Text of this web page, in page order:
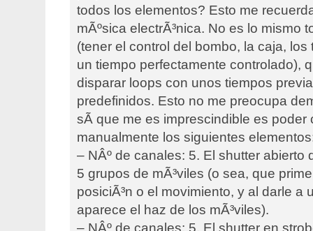
todos los elementos? Esto me
mÃºsica electrÃ³nica. No es lo mismo
(tener el control del bombo, la caja, los
un tiempo perfectamente controlado),
disparar loops con unos tiempos
predefinidos. Esto no me preocupa
sÃ­ que me es imprescindible es poder
manualmente los siguientes
– NÂº de canales: 5. El shutter abierto
5 grupos de mÃ³viles (o sea, que
posiciÃ³n o el movimiento, y al darle a
aparece el haz de los mÃ³viles).
– NÂº de canales: 5. El shutter en